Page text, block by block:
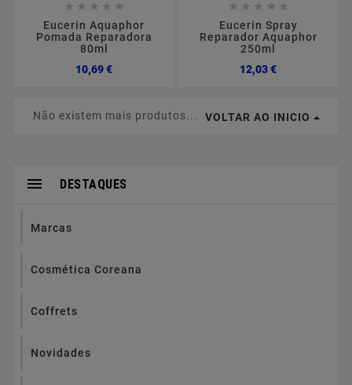
    
Eucerin Aquaphor
Pomada Reparadora
80ml
10,69 €Preço
    
Eucerin Spray
Reparador Aquaphor
250ml
12,03 €Preço
Não existem mais produtos... VOLTAR AO INICIO
DESTAQUES

Marcas
Cosmética Coreana
Coffrets
Novidades